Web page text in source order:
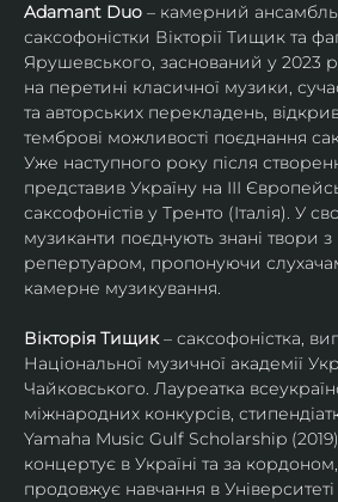
Adamant Duo – камерний ансамбль
саксофоністки Вікторії Тищик та
Ярушевського, заснований у 2023
на перетині класичної музики,
та авторських перекладень,
темброві можливості поєднання
Уже наступного року після
представив Україну на ІІІ
саксофоністів у Тренто (Італія). У
музиканти поєднують знані твори
репертуаром, пропонуючи
камерне музикування.
Вікторія Тищик – саксофоністка,
Національної музичної академії
Чайковського. Лауреатка
міжнародних конкурсів,
Yamaha Music Gulf Scholarship
концертує в Україні та за
продовжує навчання в